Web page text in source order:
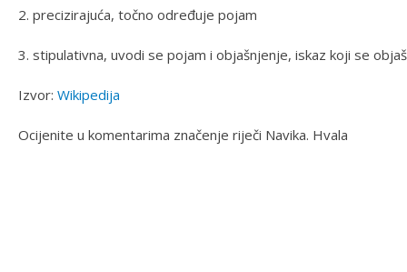
2. precizirajuća, točno određuje pojam
3. stipulativna, uvodi se pojam i objašnjenje, iskaz koji se
Izvor: Wikipedija
Ocijenite u komentarima značenje riječi Navika. Hvala